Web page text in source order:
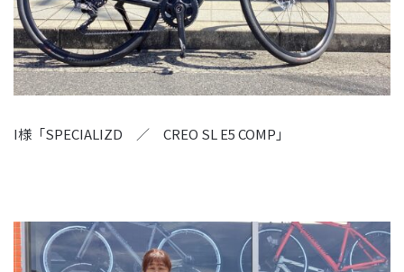
I様「SPECIALIZD ／ CREO SL E5 COMP」